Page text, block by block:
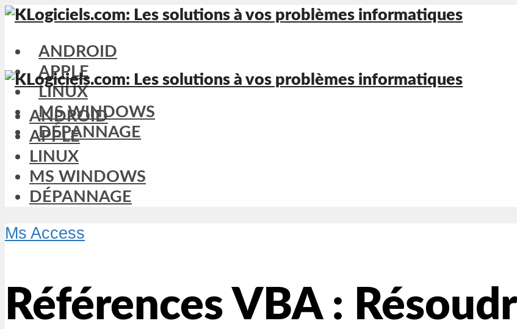
ANDROID
APPLE
LINUX
MS WINDOWS
DÉPANNAGE
ANDROID
APPLE
LINUX
MS WINDOWS
DÉPANNAGE
Ms Access
Références VBA :